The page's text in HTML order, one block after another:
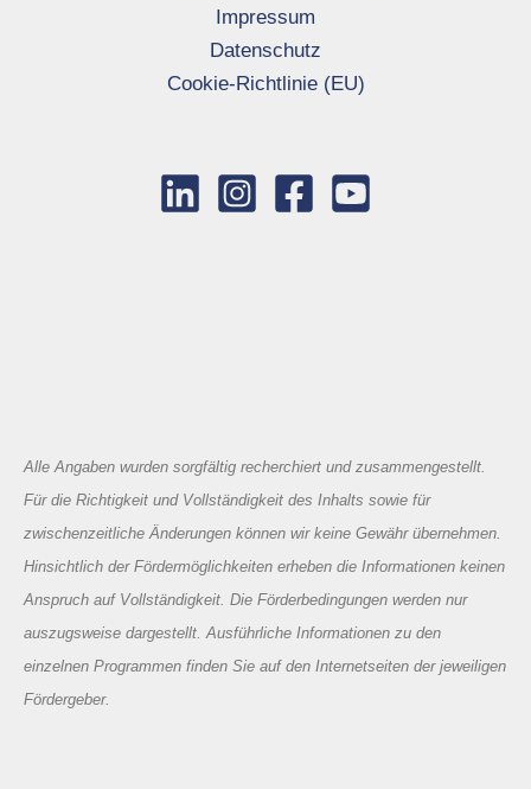
Impressum
Datenschutz
Cookie-Richtlinie (EU)
Alle Angaben wurden sorgfältig recherchiert und zusammengestellt.
Für die Richtigkeit und Vollständigkeit des Inhalts sowie für
zwischenzeitliche Änderungen können wir keine Gewähr übernehmen.
Hinsichtlich der Fördermöglichkeiten erheben die Informationen keinen
Anspruch auf Vollständigkeit. Die Förderbedingungen werden nur
auszugsweise dargestellt. Ausführliche Informationen zu den
einzelnen Programmen finden Sie auf den Internetseiten der jeweiligen
Fördergeber.